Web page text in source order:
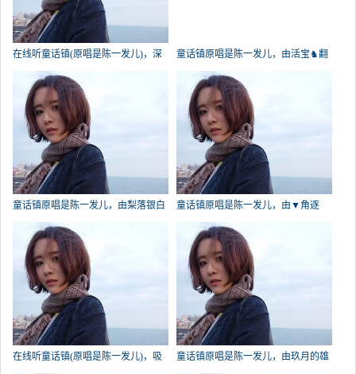
在线听童话镇(原唱是陈一发儿)，深
蓝演唱点播:178次
童话镇原唱是陈一发儿，由活宝♞翻
唱(播放:122)
童话镇原唱是陈一发儿，由梨落银白
翻唱(试听次数:62)
童话镇原唱是陈一发儿，由▼角逐
pursu翻唱(播放:61)
在线听童话镇(原唱是陈一发儿)，吸
童话镇原唱是陈一发儿，由玖月的雄